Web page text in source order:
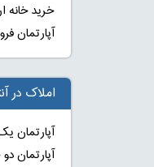
خرید خانه
آپارتمان
املاک در
آپارتمان
آپارتمان